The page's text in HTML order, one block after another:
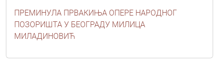
ПРЕМИНУЛА ПРВАКИЊА ОПЕРЕ НАРОДНОГ
ПОЗОРИШТА У БЕОГРАДУ МИЛИЦА
МИЛАДИНОВИЋ